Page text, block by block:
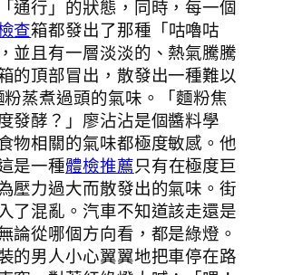
通行」的狀態，同時，每一個
查箱都發出了那種「咕嚕咕
並且有一層淡淡的、熱氣騰騰
的頂部冒出，散發出一種難以
蒸煮過頭的氣味。「麵粉焦
發酵？」廖沾沾是個醬料學
物相關的氣味都極度敏感。他
是一種體檢推薦只有在極度巨
壓力過大而散發出的氣味。街
了混亂。汽車不知道該走還是
論從哪個方向看，都是綠燈。
的男人小心翼翼地把車停在路